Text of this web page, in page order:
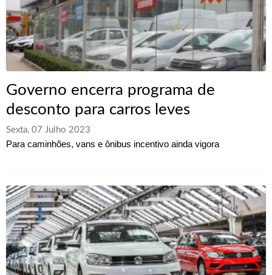
Governo encerra programa de
desconto para carros leves
Sexta, 07 Julho 2023
Para caminhões, vans e ônibus incentivo ainda vigora